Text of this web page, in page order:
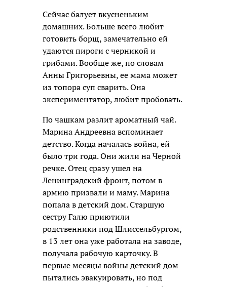
Сейчас балует вкусненьким
домашних. Больше всего любит
готовить борщ, замечательно ей
удаются пироги с черникой и
грибами. Вообще же, по словам
Анны Григорьевны, ее мама может
из топора суп сварить. Она
экспериментатор, любит пробовать.
По чашкам разлит ароматный чай.
Марина Андреевна вспоминает
детство. Когда началась война, ей
было три года. Они жили на Черной
речке. Отец сразу ушел на
Ленинградский фронт, потом в
армию призвали и маму. Марина
попала в детский дом. Старшую
сестру Галю приютили
родственники под Шлиссельбургом,
в 13 лет она уже работала на заводе,
получала рабочую карточку. В
первые месяцы войны детский дом
пытались эвакуировать, но под